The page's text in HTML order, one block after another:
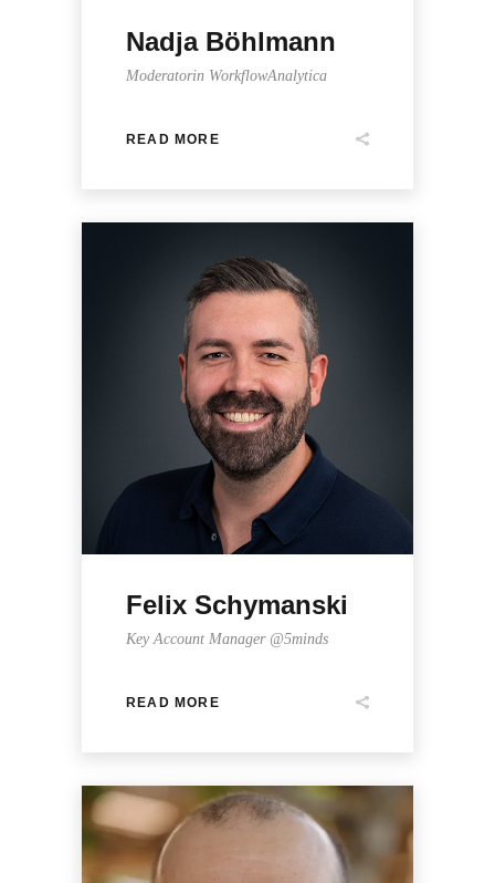
Nadja Böhlmann
Moderatorin WorkflowAnalytica
READ MORE
Felix Schymanski
Key Account Manager @5minds
READ MORE